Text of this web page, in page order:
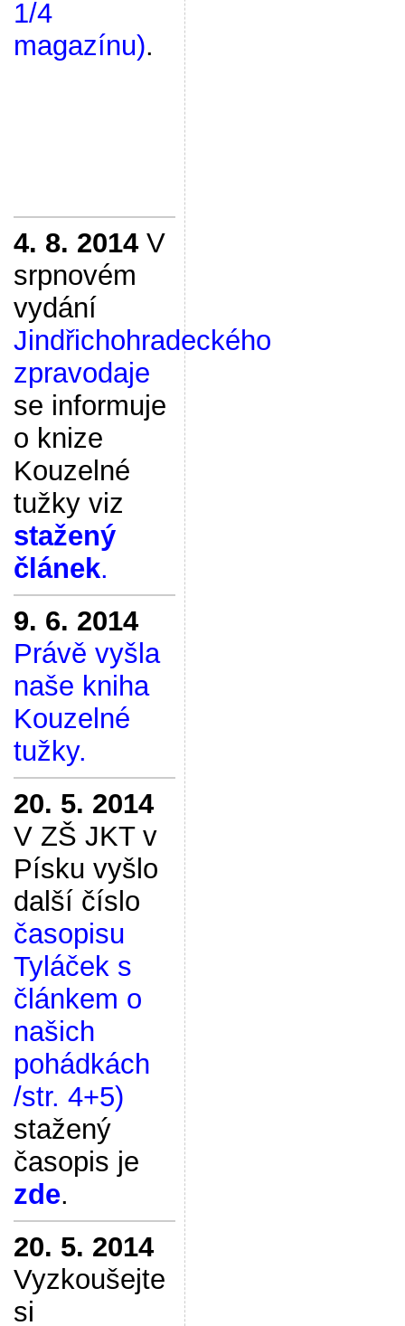
1/4
magazínu).
4. 8. 2014V
srpnovém
vydání
Jindřichohradeckého
zpravodaje
se informuje
o knize
Kouzelné
tužky viz
stažený
článek.
9. 6. 2014
Právě vyšla
naše kniha
Kouzelné
tužky.
20. 5. 2014
V ZŠ JKT v
Písku vyšlo
další číslo
časopisu
Tyláček s
článkem o
našich
pohádkách
/str. 4+5)
stažený
časopis je
zde.
20. 5. 2014
Vyzkoušejte
si